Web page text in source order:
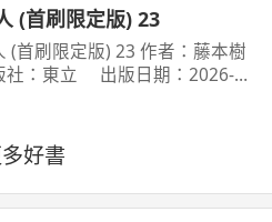
當中的「諸神峽谷事件」，其
即將揭曉！席捲號稱最可怕海
洛克斯海賊團
(首刷限定版) 23
(首刷限定版) 23 作者：藤本樹
：東立 出版日期：2026-
時想消除死之惡魔的公安也企圖
接觸。夾在兩
好書